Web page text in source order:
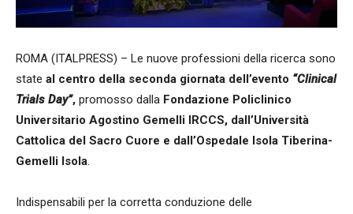
ROMA (ITALPRESS) – Le nuove professioni della ricerca sono
state al centro della seconda giornata dell’evento “Clinical
Trials Day”, promosso dalla Fondazione Policlinico
Universitario Agostino Gemelli IRCCS, dall’Università
Cattolica del Sacro Cuore e dall’Ospedale Isola Tiberina-
Gemelli Isola.
Indispensabili per la corretta conduzione delle